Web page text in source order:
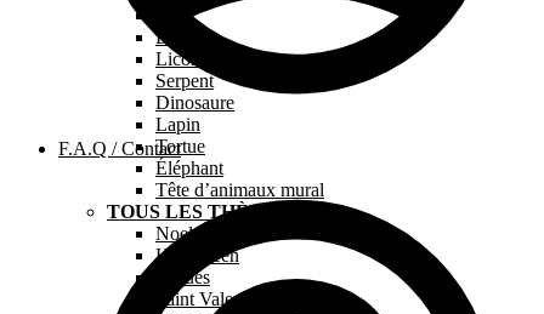
F.A.Q / Contact
Dragon
Licorne
Serpent
Dinosaure
Lapin
Tortue
Éléphant
Tête d’animaux mural
TOUS LES THÈMES
Noel
Halloween
Pâques
Saint Valentin